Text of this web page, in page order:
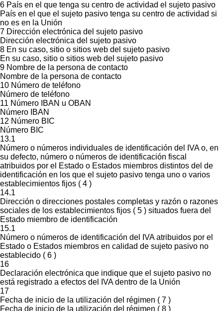
6 País en el que tenga su centro de actividad el sujeto pasivo
País en el que el sujeto pasivo tenga su centro de actividad si
no es en la Unión
7 Dirección electrónica del sujeto pasivo
Dirección electrónica del sujeto pasivo
8 En su caso, sitio o sitios web del sujeto pasivo
En su caso, sitio o sitios web del sujeto pasivo
9 Nombre de la persona de contacto
Nombre de la persona de contacto
10 Número de teléfono
Número de teléfono
11 Número IBAN u OBAN
Número IBAN
12 Número BIC
Número BIC
13.1
Número o números individuales de identificación del IVA o, en
su defecto, número o números de identificación fiscal
atribuidos por el Estado o Estados miembros distintos del de
identificación en los que el sujeto pasivo tenga uno o varios
establecimientos fijos ( 4 )
14.1
Dirección o direcciones postales completas y razón o razones
sociales de los establecimientos fijos ( 5 ) situados fuera del
Estado miembro de identificación
15.1
Número o números de identificación del IVA atribuidos por el
Estado o Estados miembros en calidad de sujeto pasivo no
establecido ( 6 )
16
Declaración electrónica que indique que el sujeto pasivo no
está registrado a efectos del IVA dentro de la Unión
17
Fecha de inicio de la utilización del régimen ( 7 )
Fecha de inicio de la utilización del régimen ( 8 )